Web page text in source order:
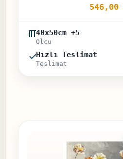
546,00
40x50cm +5
Olcu
Hızlı Teslimat
Teslimat